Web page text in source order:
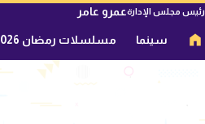
رئيس مجلس الإدارةعمرو عامر
سينما مسلسلات رمضان 2026